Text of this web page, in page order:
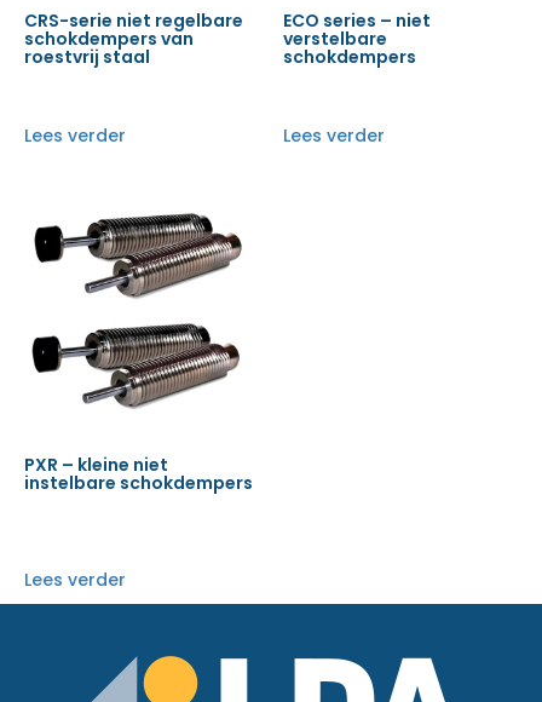
CRS-serie niet regelbare
schokdempers van
roestvrij staal
Lees verder
ECO series – niet
verstelbare
schokdempers
Lees verder
PXR – kleine niet
instelbare schokdempers
Lees verder